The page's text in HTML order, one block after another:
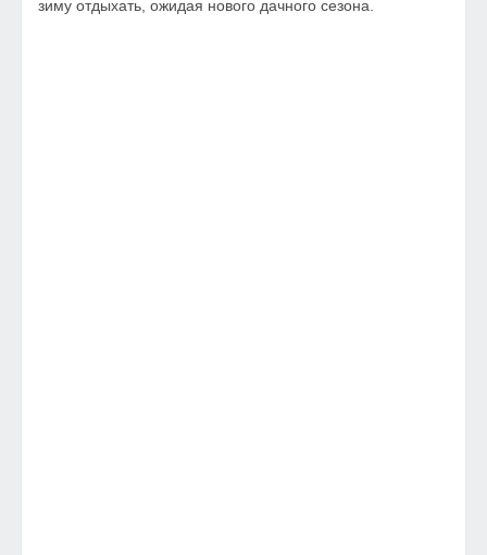
зиму отдыхать, ожидая нового дачного сезона.